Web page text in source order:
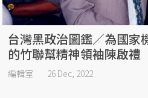
台灣黑政治圖鑑／為國家
的竹聯幫精神領袖陳啟禮
編輯室 26 Dec, 2022